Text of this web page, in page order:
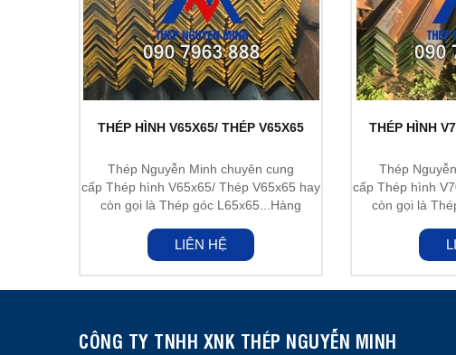
THÉP HÌNH V65X65/ THÉP V65X65
Thép Nguyễn Minh chuyên cung
cấp Thép hình V65x65/ Thép V65x65 hay
còn gọi là Thép góc L65x65...Hàng
LIÊN HỆ
THÉP HÌNH
Thép
cấp Thép hình
còn gọi là
CÔNG TY TNHH XNK THÉP NGUYỄN MINH